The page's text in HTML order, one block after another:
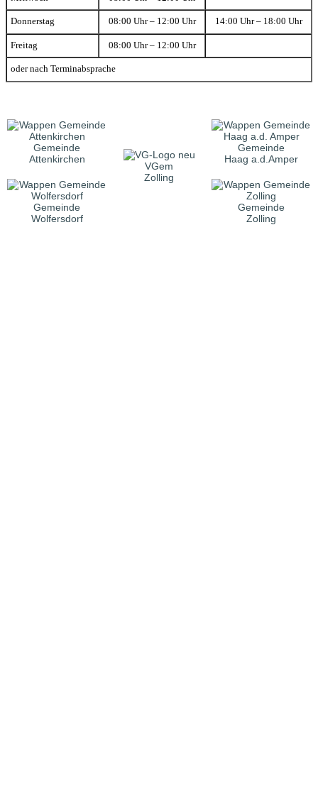
Donnerstag 08:00 Uhr – 12:00 Uhr 14:00 Uhr – 18:00 Uhr
Freitag 08:00 Uhr – 12:00 Uhr
oder nach Terminabsprache
Gemeinde
Attenkirchen
VGem
Zolling
Gemeinde
Haag a.d.Amper
Gemeinde
Wolfersdorf
Gemeinde
Zolling